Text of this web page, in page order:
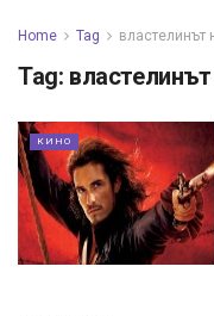
Home Tag властелинът
Tag:
КИНО